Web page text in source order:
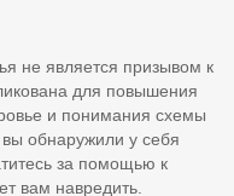
не является призывом к
для повышения
и понимания схемы
обнаружили у себя
за помощью к
вам навредить.